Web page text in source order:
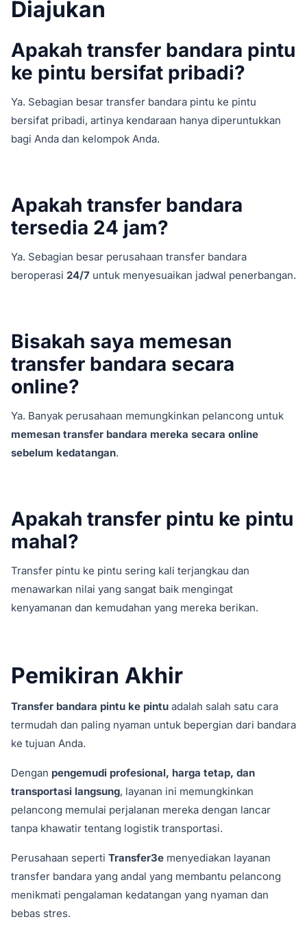
Diajukan
Apakah transfer bandara pintu
ke pintu bersifat pribadi?
Ya. Sebagian besar transfer bandara pintu ke pintu
bersifat pribadi, artinya kendaraan hanya diperuntukkan
bagi Anda dan kelompok Anda.
Apakah transfer bandara
tersedia 24 jam?
Ya. Sebagian besar perusahaan transfer bandara
beroperasi 24/7 untuk menyesuaikan jadwal penerbangan.
Bisakah saya memesan
transfer bandara secara
online?
Ya. Banyak perusahaan memungkinkan pelancong untuk
memesan transfer bandara mereka secara online
sebelum kedatangan.
Apakah transfer pintu ke pintu
mahal?
Transfer pintu ke pintu sering kali terjangkau dan
menawarkan nilai yang sangat baik mengingat
kenyamanan dan kemudahan yang mereka berikan.
Pemikiran Akhir
Transfer bandara pintu ke pintu adalah salah satu cara
termudah dan paling nyaman untuk bepergian dari bandara
ke tujuan Anda.
Dengan pengemudi profesional, harga tetap, dan
transportasi langsung, layanan ini memungkinkan
pelancong memulai perjalanan mereka dengan lancar
tanpa khawatir tentang logistik transportasi.
Perusahaan seperti Transfer3e menyediakan layanan
transfer bandara yang andal yang membantu pelancong
menikmati pengalaman kedatangan yang nyaman dan
bebas stres.